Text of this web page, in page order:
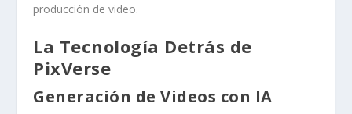
producción de video.
La Tecnología Detrás de
PixVerse
Generación de Videos con IA